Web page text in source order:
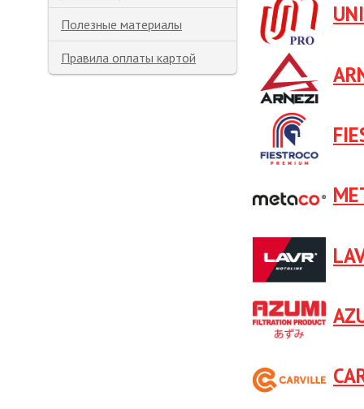
Полезные материалы
Правила оплаты картой